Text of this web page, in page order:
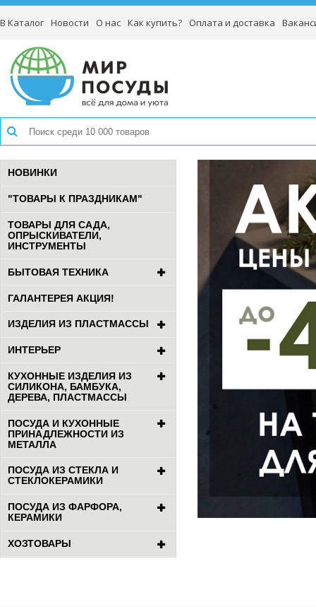
В Каталог Новости О нас Как купить? Оплата и доставка
НОВИНКИ
"ТОВАРЫ К ПРАЗДНИКАМ"
ТОВАРЫ ДЛЯ САДА,
ОПРЫСКИВАТЕЛИ,
ИНСТРУМЕНТЫ
БЫТОВАЯ ТЕХНИКА
ГАЛАНТЕРЕЯ АКЦИЯ!
ИЗДЕЛИЯ ИЗ ПЛАСТМАССЫ
ИНТЕРЬЕР
КУХОННЫЕ ИЗДЕЛИЯ ИЗ
СИЛИКОНА, БАМБУКА,
ДЕРЕВА, ПЛАСТМАССЫ
ПОСУДА И КУХОННЫЕ
ПРИНАДЛЕЖНОСТИ ИЗ
МЕТАЛЛА
ПОСУДА ИЗ СТЕКЛА И
СТЕКЛОКЕРАМИКИ
ПОСУДА ИЗ ФАРФОРА,
КЕРАМИКИ
ХОЗТОВАРЫ